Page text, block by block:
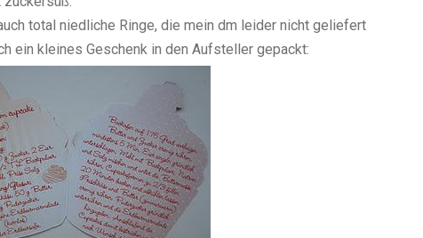
total niedliche Ringe, die mein dm leider nicht geliefert
ein kleines Geschenk in den Aufsteller gepackt: